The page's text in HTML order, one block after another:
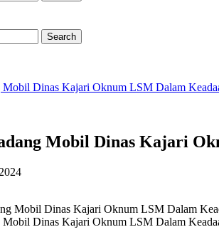
Search
Mobil Dinas Kajari Oknum LSM Dalam
Mobil Dinas Kajari
Mobil Dinas Kajari Oknum LSM Dalam